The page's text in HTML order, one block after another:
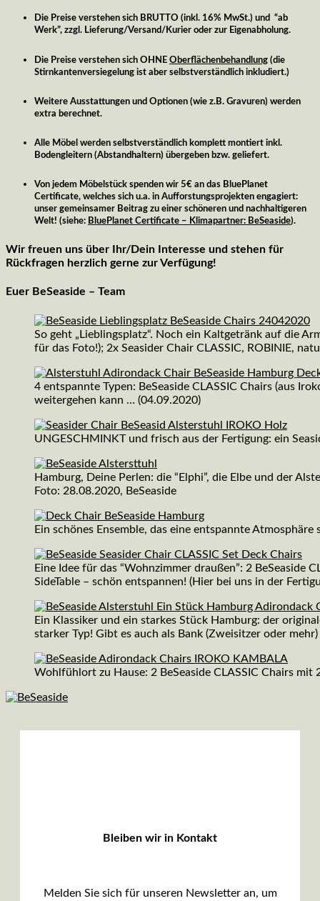
Die Preise verstehen sich BRUTTO (inkl. 16% MwSt.) und “ab
Werk”, zzgl. Lieferung/Versand/Kurier oder zur Eigenabholung.
Die Preise verstehen sich OHNE Oberflächenbehandlung (die
Stirnkantenversiegelung ist aber selbstverständlich inkludiert.)
Weitere Ausstattungen und Optionen (wie z.B. Gravuren) werden
extra berechnet.
Alle Möbel werden selbstverständlich komplett montiert inkl.
Bodengleitern (Abstandhaltern) übergeben bzw. geliefert.
Von jedem Möbelstück spenden wir 5€ an das BluePlanet
Certificate, welches sich u.a. in Aufforstungsprojekten engagiert:
unser gemeinsamer Beitrag zu einer schöneren und nachhaltigeren
Welt! (siehe: BluePlanet Certificate – Klimapartner: BeSeaside).
Wir freuen uns über Ihr/Dein Interesse und stehen für
Rückfragen herzlich gerne zur Verfügung!
Euer BeSeaside – Team
So geht „Lieblingsplatz“. Noch ein Kaltgetränk auf die
für das Foto!); 2x Seasider Chair CLASSIC, ROBINIE,
4 entspannte Typen: BeSeaside CLASSIC Chairs (aus
weitergehen kann … (04.09.2020)
UNGESCHMINKT und frisch aus der Fertigung: ein
Hamburg, Deine Perlen: die “Elphi”, die Elbe und der
Foto: 28.08.2020, BeSeaside
Ein schönes Ensemble, das eine entspannte
Eine Idee für das “Wohnzimmer draußen”: 2 BeSeaside
SideTable – schön entspannen! (Hier bei uns in der
Ein Klassiker und ein starkes Stück Hamburg: der
starker Typ! Gibt es auch als Bank (Zweisitzer oder
Wohlfühlort zu Hause: 2 BeSeaside CLASSIC Chairs
Bleiben wir in Kontakt
Melden Sie sich für unseren Newsletter an, um